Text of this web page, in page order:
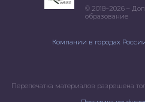
© 2018–2026 –
образование
Компании в городах
Перепечатка материалов разрешена